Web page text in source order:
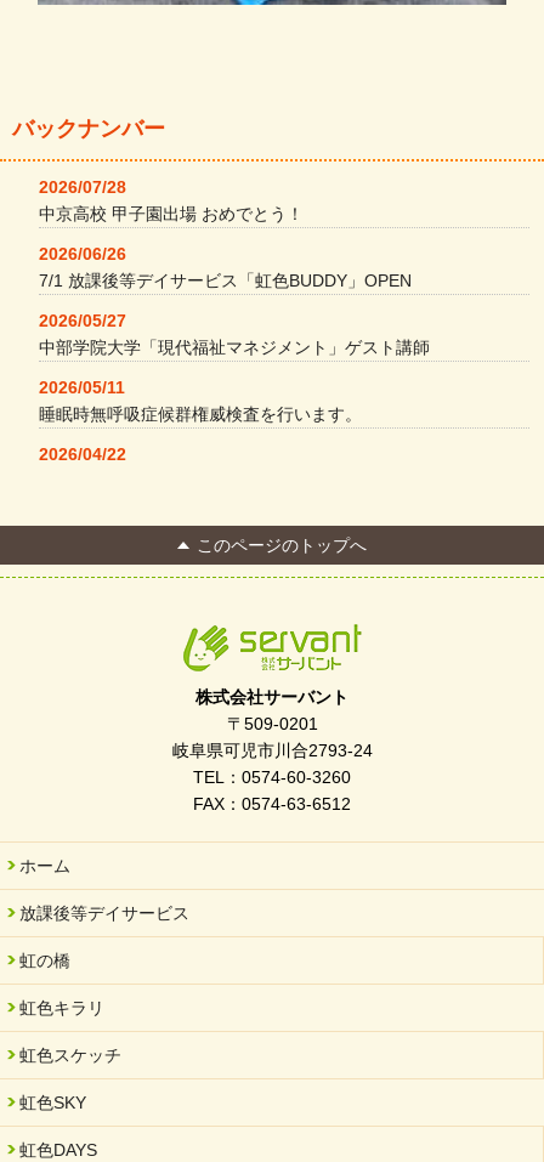
バックナンバー
2026/07/28
中京高校 甲子園出場 おめでとう！
2026/06/26
7/1 放課後等デイサービス「虹色BUDDY」OPEN
2026/05/27
中部学院大学「現代福祉マネジメント」ゲスト講師
2026/05/11
睡眠時無呼吸症候群権威検査を行います。
2026/04/22
FC Bombonera 岐阜県No.1
令和7年度 岐阜県スポーツ賞「FC Bombonera」
岐阜県「働いてもらい方改革」優良事例集に掲載されました
2025/06/10
未来会議 in 可児市 「斉藤まさゆき」
2025/05/07
2025年6月中旬 OPEN 放課後等デイサービス「Fc Bombo
2025/03/01
餅つき大会を開催しました
2025/01/31
このページのトップへ
株式会社サーバント
〒509-0201
岐阜県可児市川合2793-24
TEL：0574-60-3260
FAX：0574-63-6512
ホーム
放課後等デイサービス
虹の橋
虹色キラリ
虹色スケッチ
虹色SKY
虹色DAYS